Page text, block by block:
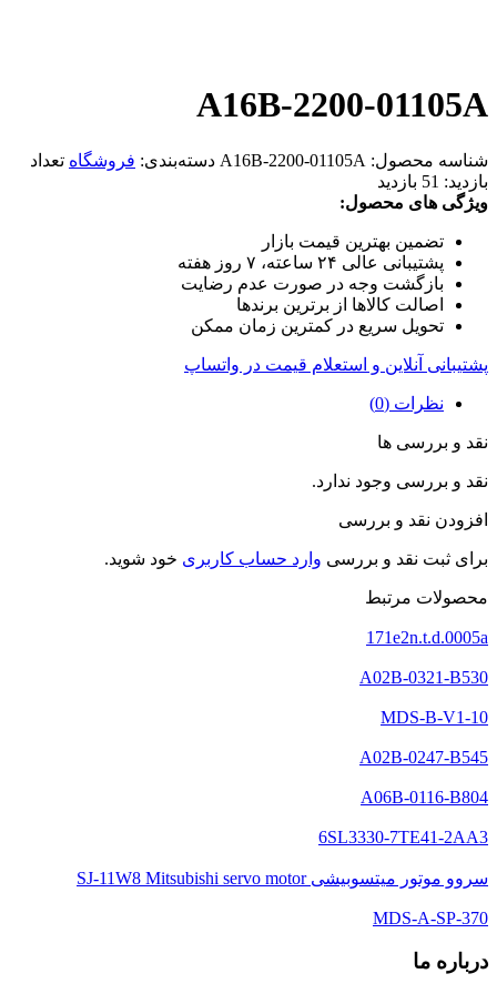
A16B-2200-01105A
شناسه محصول: A16B-2200-01105A دسته‌بندی: فروشگاه تعداد
بازدید: 51 بازدید
ویژگی های محصول:
تضمین بهترین قیمت بازار
پشتیبانی عالی ۲۴ ساعته، ۷ روز هفته
بازگشت وجه در صورت عدم رضایت
اصالت کالاها از برترین برندها
تحویل سریع در کمترین زمان ممکن
پشتیبانی آنلاین و استعلام قیمت در واتساپ
نظرات (0)
نقد و بررسی ها
نقد و بررسی وجود ندارد.
افزودن نقد و بررسی
برای ثبت نقد و بررسی وارد حساب کاربری خود شوید.
محصولات مرتبط
171e2n.t.d.0005a
A02B-0321-B530
MDS-B-V1-10
A02B-0247-B545
A06B-0116-B804
6SL3330-7TE41-2AA3
سروو موتور میتسوبیشی SJ-11W8 Mitsubishi servo motor
MDS-A-SP-370
درباره ما